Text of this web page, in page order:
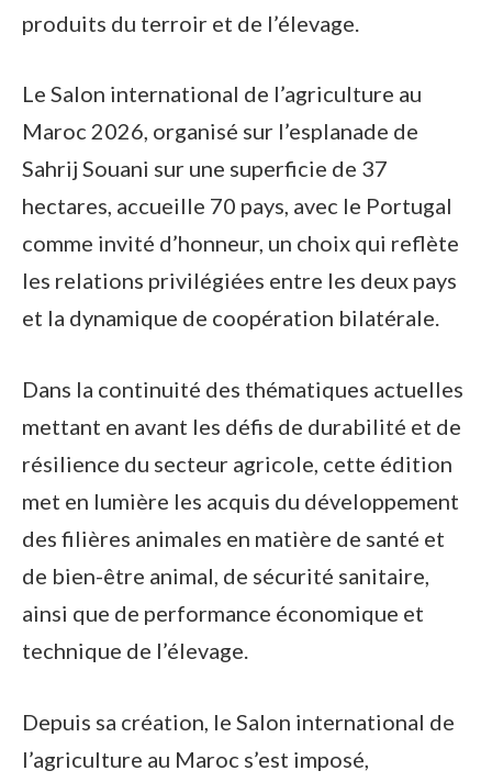
produits du terroir et de l’élevage.
Le Salon international de l’agriculture au
Maroc 2026, organisé sur l’esplanade de
Sahrij Souani sur une superficie de 37
hectares, accueille 70 pays, avec le Portugal
comme invité d’honneur, un choix qui reflète
les relations privilégiées entre les deux pays
et la dynamique de coopération bilatérale.
Dans la continuité des thématiques actuelles
mettant en avant les défis de durabilité et de
résilience du secteur agricole, cette édition
met en lumière les acquis du développement
des filières animales en matière de santé et
de bien-être animal, de sécurité sanitaire,
ainsi que de performance économique et
technique de l’élevage.
Depuis sa création, le Salon international de
l’agriculture au Maroc s’est imposé,